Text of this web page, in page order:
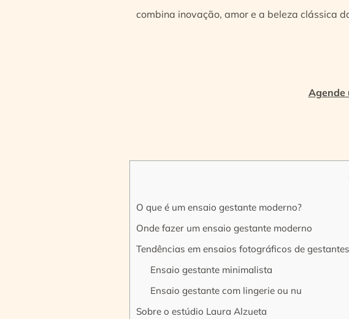
combina inovação, amor e a beleza clássica
Agende
O que é um ensaio gestante moderno?
Onde fazer um ensaio gestante moderno
Tendências em ensaios fotográficos de gestantes
Ensaio gestante minimalista
Ensaio gestante com lingerie ou nu
Sobre o estúdio Laura Alzueta